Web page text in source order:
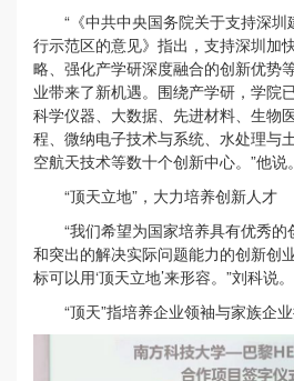
“《中共中央国务院关于支持深
行示范区的意见》指出，支持深圳加
略、强化产学研深度融合的创新优势
业带来了新机遇。围绕产学研，学院
科学仪器、大数据、先进材料、生物
程、微纳电子技术与系统、水处理与
空航天技术等数十个创新中心。”他说。
“顶天立地”，大力培养创新人才
“我们希望为国家培养具有优秀
和突出的解决实际问题能力的创新创
标可以用‘顶天立地’来形容。”刘科说。
“顶天”指培养企业领袖与家族企业